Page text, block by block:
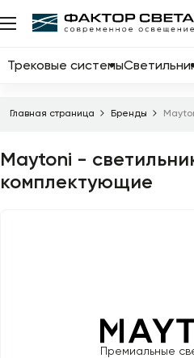
Трековые системы
Главная страница Бренды
Maytoni -
комплектующие
Премиальные
Назад
Каталог
Люстры
Бра
Настольные лампы